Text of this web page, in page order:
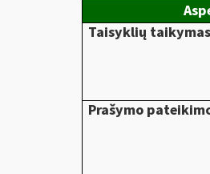
Taisyklių taikymas
Prašymo